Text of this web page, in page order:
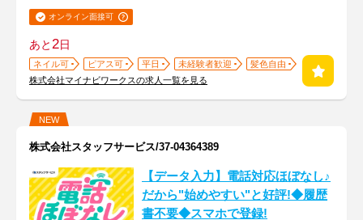
オンライン面接可
あと2日
ネイル可 ピアス可 平日 未経験者歓迎
髪色自由
株式会社マイナビワークスの求人一覧を見る
NEW
株式会社スタッフサービス/37-04364389
【データ入力】電話対応ほぼなし♪
だから"始めやすい"と好評!◆履歴
書不要◆スマホで登録!